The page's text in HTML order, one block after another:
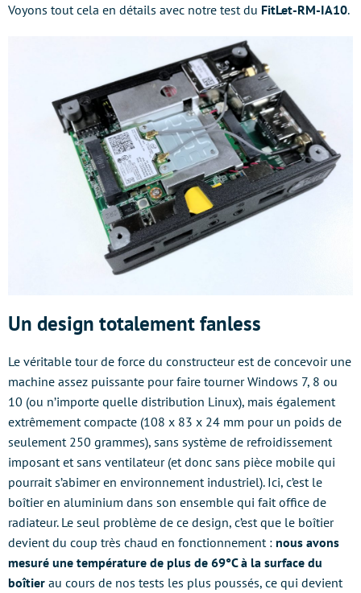
Voyons tout cela en détails avec notre test du FitLet-RM-IA10.
Un design totalement fanless
Le véritable tour de force du constructeur est de concevoir une
machine assez puissante pour faire tourner Windows 7, 8 ou
10 (ou n’importe quelle distribution Linux), mais également
extrêmement compacte (108 x 83 x 24 mm pour un poids de
seulement 250 grammes), sans système de refroidissement
imposant et sans ventilateur (et donc sans pièce mobile qui
pourrait s’abimer en environnement industriel). Ici, c’est le
boîtier en aluminium dans son ensemble qui fait office de
radiateur. Le seul problème de ce design, c’est que le boîtier
devient du coup très chaud en fonctionnement : nous avons
mesuré une température de plus de 69°C à la surface du
boîtier au cours de nos tests les plus poussés, ce qui devient